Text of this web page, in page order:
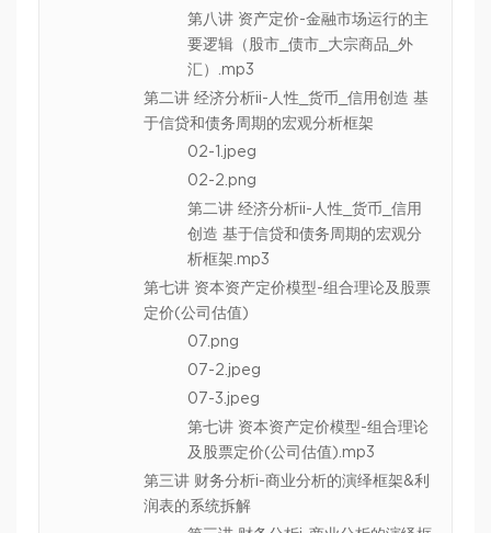
第八讲 资产定价-金融市场运行的主
要逻辑（股市_债市_大宗商品_外
汇）.mp3
第二讲 经济分析ii-人性_货币_信用创造 基
于信贷和债务周期的宏观分析框架
02-1.jpeg
02-2.png
第二讲 经济分析ii-人性_货币_信用
创造 基于信贷和债务周期的宏观分
析框架.mp3
第七讲 资本资产定价模型-组合理论及股票
定价(公司估值)
07.png
07-2.jpeg
07-3.jpeg
第七讲 资本资产定价模型-组合理论
及股票定价(公司估值).mp3
第三讲 财务分析i-商业分析的演绎框架&利
润表的系统拆解